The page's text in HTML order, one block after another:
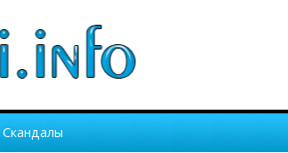
Скандалы